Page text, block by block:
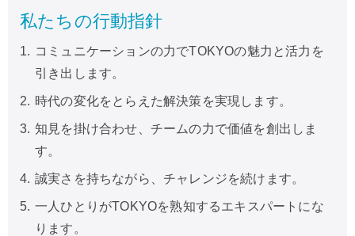
私たちの行動指針
1. コミュニケーションの力でTOKYOの魅力と活力を
引き出します。
2. 時代の変化をとらえた解決策を実現します。
3. 知見を掛け合わせ、チームの力で価値を創出しま
す。
4. 誠実さを持ちながら、チャレンジを続けます。
5. 一人ひとりがTOKYOを熟知するエキスパートにな
ります。